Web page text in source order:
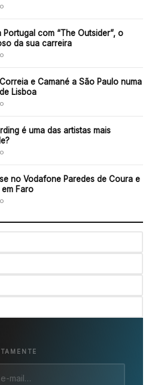
com “The Outsider”, o
da sua carreira
e Camané a São Paulo numa
Lisboa
é uma das artistas mais
no Vodafone Paredes de Coura e
Faro